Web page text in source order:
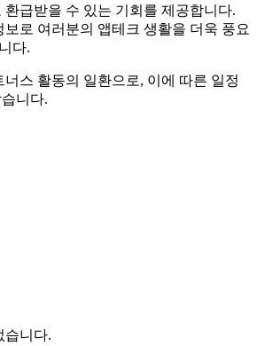
급받을 수 있는 기회를 제공합니다.
로 여러분의 앱테크 생활을 더욱 풍요
다.
스 활동의 일환으로, 이에 따른 일정
니다.
습니다.